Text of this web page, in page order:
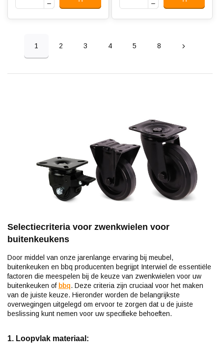
1 2 3 4 5 8
Selectiecriteria voor zwenkwielen voor
buitenkeukens
Door middel van onze jarenlange ervaring bij meubel,
buitenkeuken en bbq producenten begrijpt Interwiel de essentiële
factoren die meespelen bij de keuze van zwenkwielen voor uw
buitenkeuken of bbq. Deze criteria zijn cruciaal voor het maken
van de juiste keuze. Hieronder worden de belangrijkste
overwegingen uitgelegd om ervoor te zorgen dat u de juiste
beslissing kunt nemen voor uw specifieke behoeften.
1. Loopvlak materiaal: